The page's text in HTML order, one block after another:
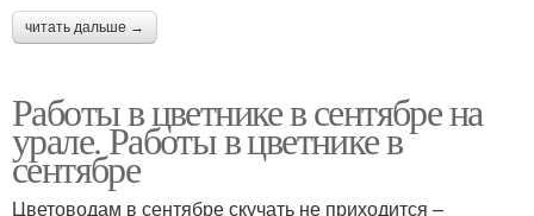
читать дальше →
Работы в цветнике в сентябре на
урале. Работы в цветнике в
сентябре
Цветоводам в сентябре скучать не приходится –